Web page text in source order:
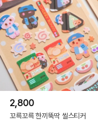
2,800
꼬륵꼬륵 한끼뚝딱 씰스티커